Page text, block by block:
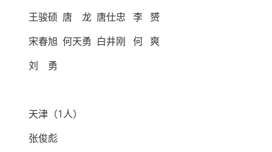
王骏硕 唐 龙 唐仕忠 李 赟
宋春旭 何天勇 白井刚 何 爽
刘 勇
天津（1人）
张俊彪